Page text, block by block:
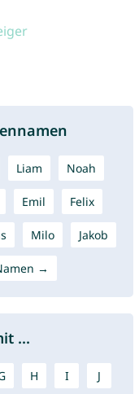
Liam Noah
Emil Felix
Milo Jakob
→
...
H I J